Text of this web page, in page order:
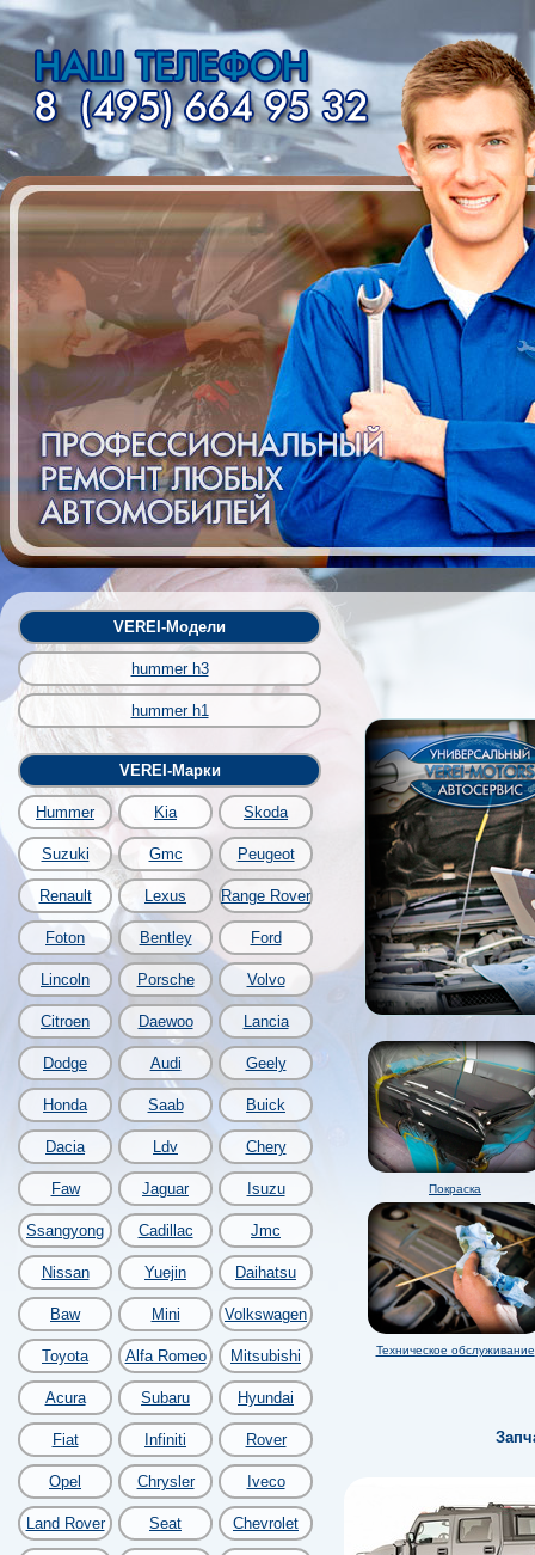
VEREI-Модели
hummer h3
hummer h1
VEREI-Марки
Hummer Kia Skoda
Suzuki Gmc Peugeot
Renault Lexus Range Rover
Foton Bentley Ford
Lincoln Porsche Volvo
Citroen Daewoo Lancia
Dodge Audi Geely
Honda Saab Buick
Dacia Ldv Chery
Faw Jaguar Isuzu
Ssangyong Cadillac Jmc
Nissan Yuejin Daihatsu
Baw Mini Volkswagen
Toyota Alfa Romeo Mitsubishi
Acura Subaru Hyundai
Fiat Infiniti Rover
Opel Chrysler Iveco
Land Rover Seat Chevrolet
Покраска
Техническое обслуживание